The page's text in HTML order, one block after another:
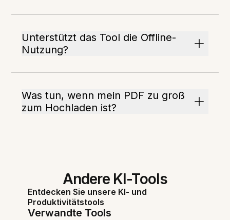
Unterstützt das Tool die Offline-
Nutzung?
Was tun, wenn mein PDF zu groß
zum Hochladen ist?
Andere KI-Tools
Entdecken Sie unsere KI- und
Produktivitätstools
Verwandte Tools